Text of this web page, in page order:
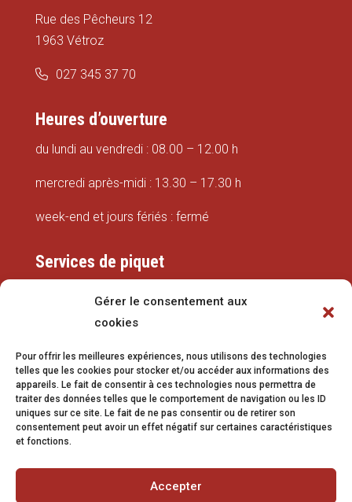
Gérer le consentement aux
cookies
Pour offrir les meilleures expériences, nous utilisons des technologies
telles que les cookies pour stocker et/ou accéder aux informations des
appareils. Le fait de consentir à ces technologies nous permettra de
traiter des données telles que le comportement de navigation ou les ID
uniques sur ce site. Le fait de ne pas consentir ou de retirer son
consentement peut avoir un effet négatif sur certaines caractéristiques
et fonctions.
Accepter
Rue des Pêcheurs 12
1963 Vétroz
027 345 37 70
Heures d’ouverture
du lundi au vendredi : 08.00 – 12.00 h
mercredi après-midi : 13.30 – 17.30 h
week-end et jours fériés : fermé
Services de piquet
079 337 66 42
eaux@vetroz.ch
Travaux publics
079 213 92 08